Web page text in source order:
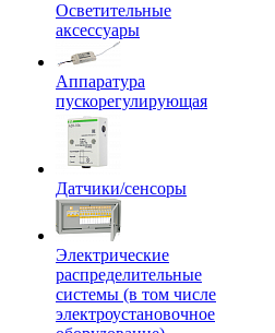
Осветительные
аксессуары
Аппаратура
пускорегулирующая
Датчики/сенсоры
Электрические
распределительные
системы (в том числе
электроустановочное